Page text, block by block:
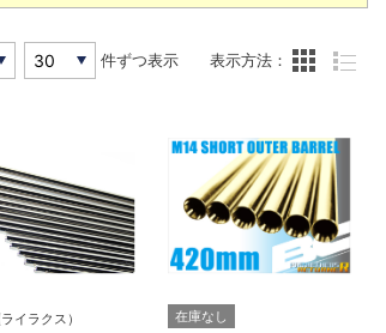
件ずつ表示 表示方法：
イラクス）
在庫なし